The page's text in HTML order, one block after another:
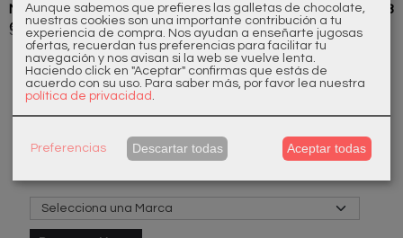
Mando
Golden
52,00 €
Cruceta
Porcelana "C"
18,00 €
Indicador
Época Letra
C
4,00 €
Palanca d38
acero...
36,30 €
Aunque sabemos que prefieres las galletas de chocolate,
nuestras cookies son una importante contribución a tu
experiencia de compra. Nos ayudan a enseñarte jugosas
ofertas, recuerdan tus preferencias para facilitar tu
navegación y nos avisan si la web se vuelve lenta.
Haciendo click en "Aceptar" confirmas que estás de
acuerdo con su uso. Para saber más, por favor lea nuestra
política de privacidad
Preferencias Descartar todas Aceptar todas